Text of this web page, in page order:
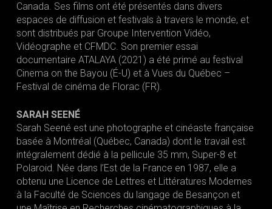
Canada. Ses films ont été présentés dans divers
espaces de diffusion et festivals à travers le monde, et
sont distribués par Groupe Intervention Vidéo,
Vidéographe et CFMDC. Son premier essai
documentaire ATALAYA (2021) a été primé au festival
Cinema on the Bayou (É-U) et à Vues du Québec –
Festival de cinéma de Florac (FR).
SARAH SEENÉ
Sarah Seené est une photographe et cinéaste française
basée à Montréal (Québec, Canada) dont le travail est
intégralement dédié à la pellicule 35 mm, Super-8 et
Polaroid. Née dans l’Est de la France en 1987, elle a
obtenu une Licence de Lettres et Littératures Modernes
à la Faculté de Sciences du langage de Besançon et